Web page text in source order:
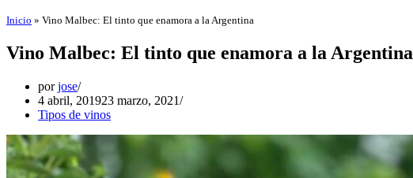
Inicio » Vino Malbec: El tinto que enamora a la Argentina
Vino Malbec: El tinto que enamora a la Argentina
porjose
4 abril, 201923 marzo, 2021
Tipos de vinos